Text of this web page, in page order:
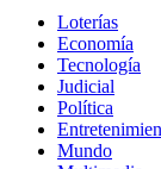
Loterías
Economía
Tecnología
Judicial
Política
Mundo